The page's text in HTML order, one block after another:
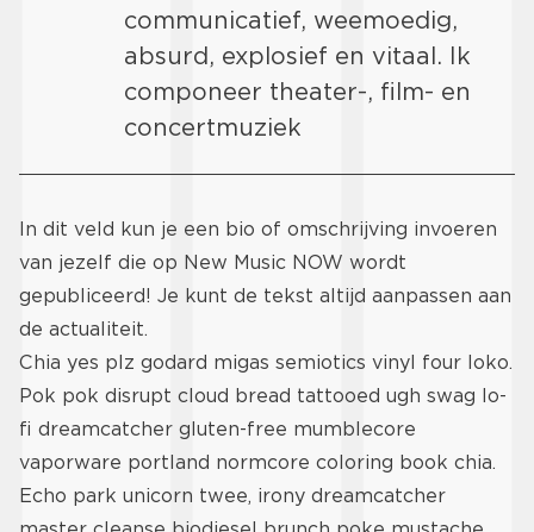
communicatief, weemoedig,
absurd, explosief en vitaal. Ik
componeer theater-, film- en
concertmuziek
In dit veld kun je een bio of omschrijving invoeren
van jezelf die op New Music NOW wordt
gepubliceerd! Je kunt de tekst altijd aanpassen aan
de actualiteit.
Chia yes plz godard migas semiotics vinyl four loko.
Pok pok disrupt cloud bread tattooed ugh swag lo-
fi dreamcatcher gluten-free mumblecore
vaporware portland normcore coloring book chia.
Echo park unicorn twee, irony dreamcatcher